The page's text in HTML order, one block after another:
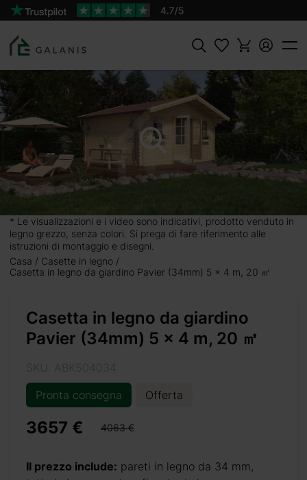
Cercare
* Le visualizzazioni e i video sono indicativi, prodotto venduto in
legno grezzo, senza colori. Si prega di fare riferimento alle
istruzioni di montaggio e disegni.
Casa
Casette in legno
Casetta in legno da giardino Pavier (34mm) 5 x 4 m, 20 ㎡
Casetta in legno da giardino
Pavier (34mm) 5 x 4 m, 20 ㎡
Pronta consegna
Offerta
3657 € 4063 €
Il prezzo include: pareti in legno da 34 mm,
Prodotto:
PAVIER Pareti da 34 mm
3657 €
5 x
adatta
gli
un
che si